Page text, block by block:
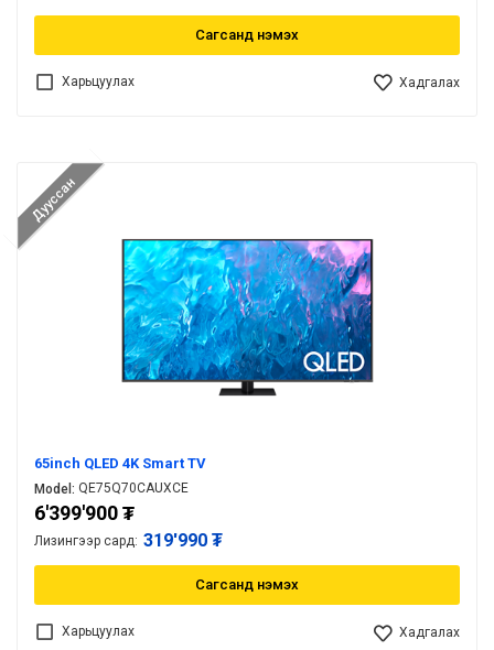
Сагсанд нэмэх
Харьцуулах Хадгалах
Дууссан
65inch QLED 4K Smart TV
Model: QE75Q70CAUXCE
6'399'900₮
Лизингээр сард: 319'990 ₮
Сагсанд нэмэх
Харьцуулах Хадгалах